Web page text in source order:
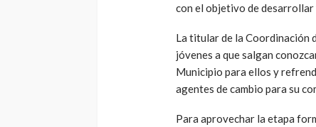
con el objetivo de desarrollar
La titular de la Coordinación
jóvenes a que salgan
Municipio para ellos y
agentes de cambio para su
Para aprovechar la etapa